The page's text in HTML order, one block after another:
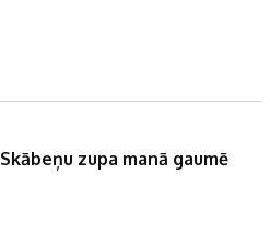
Skābeņu zupa manā gaumē